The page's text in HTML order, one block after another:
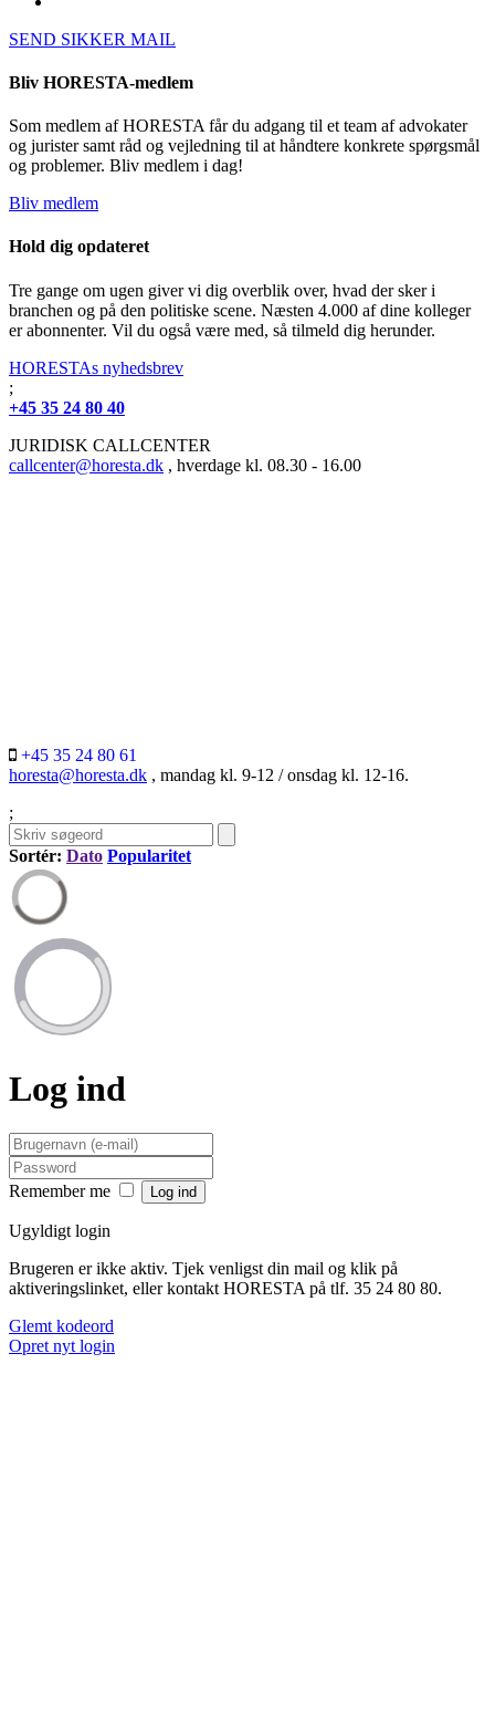
SEND SIKKER MAIL
Bliv HORESTA-medlem
Som medlem af HORESTA får du adgang til et team af advokater
og jurister samt råd og vejledning til at håndtere konkrete spørgsmål
og problemer. Bliv medlem i dag!
Bliv medlem
Hold dig opdateret
Tre gange om ugen giver vi dig overblik over, hvad der sker i
branchen og på den politiske scene. Næsten 4.000 af dine kolleger
er abonnenter. Vil du også være med, så tilmeld dig herunder.
HORESTAs nyhedsbrev
;
+45 35 24 80 40
JURIDISK CALLCENTER
callcenter@horesta.dk , hverdage kl. 08.30 - 16.00
+45 35 24 80 61
horesta@horesta.dk , mandag kl. 9-12 / onsdag kl. 12-16.
;
Sortér: Dato Popularitet
Log ind
Remember me
Ugyldigt login
Brugeren er ikke aktiv. Tjek venligst din mail og klik på
aktiveringslinket, eller kontakt HORESTA på tlf. 35 24 80 80.
Glemt kodeord
Opret nyt login